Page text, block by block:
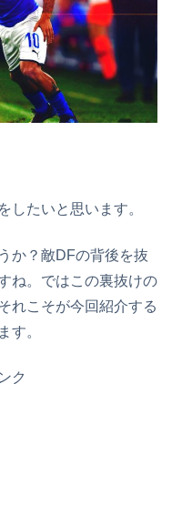
したいと思います。
か？敵DFの背後を抜
ね。ではこの裏抜けの
れこそが今回紹介する
す。
ク